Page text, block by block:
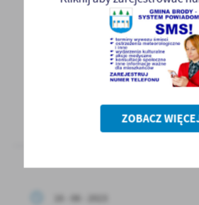
Zdrowotnej coraz piękniejsze
W dniu 19 czerwca 2023 r.
Gminy Brody wraz z Głównym
16 - 06 - 2023
ZOBACZ